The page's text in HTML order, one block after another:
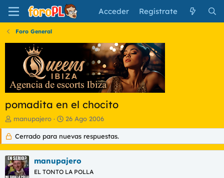
Acceder Regístrate
Foro General
pomadita en el chocito
I
n
c
i
a
d
manupajero
F
e
c
h
d
e
26 Ago 2006
Cerrado para nuevas respuestas.
manupajero
EL TONTO LA POLLA